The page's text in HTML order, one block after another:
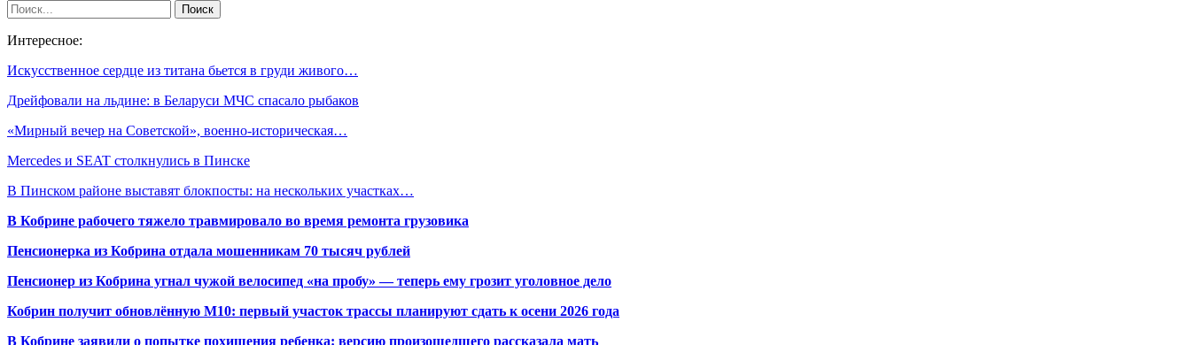
Интересное:
Искусственное сердце из титана бьется в груди живого…
Дрейфовали на льдине: в Беларуси МЧС спасало рыбаков
«Мирный вечер на Советской», военно-историческая…
Mercedes и SEAT столкнулись в Пинске
В Пинском районе выставят блокпосты: на нескольких участках…
В Кобрине рабочего тяжело травмировало во время ремонта грузовика
Пенсионерка из Кобрина отдала мошенникам 70 тысяч рублей
Пенсионер из Кобрина угнал чужой велосипед «на пробу» — теперь ему грозит уголовное дело
Кобрин получит обновлённую М10: первый участок трассы планируют сдать к осени 2026 года
В Кобрине заявили о попытке похищения ребенка: версию произошедшего рассказала мать